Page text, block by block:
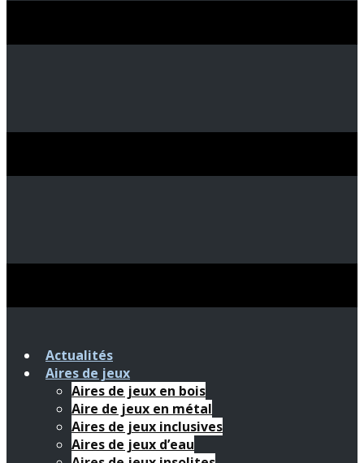
Actualités
Aires de jeux
Aires de jeux en bois
Aire de jeux en métal
Aires de jeux inclusives
Aires de jeux d’eau